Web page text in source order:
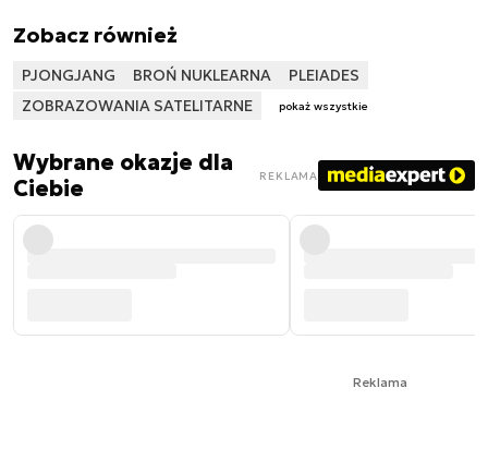
Zobacz również
PJONGJANG BROŃ NUKLEARNA
PLEIADES
ZOBRAZOWANIA SATELITARNE
pokaż wszystkie
Wybrane okazje dla
Ciebie
REKLAMA
Reklama